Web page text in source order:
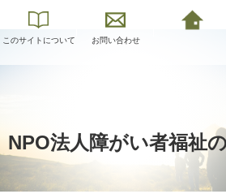
このサイトについて お問い合わせ
NPO法人障がい者福祉